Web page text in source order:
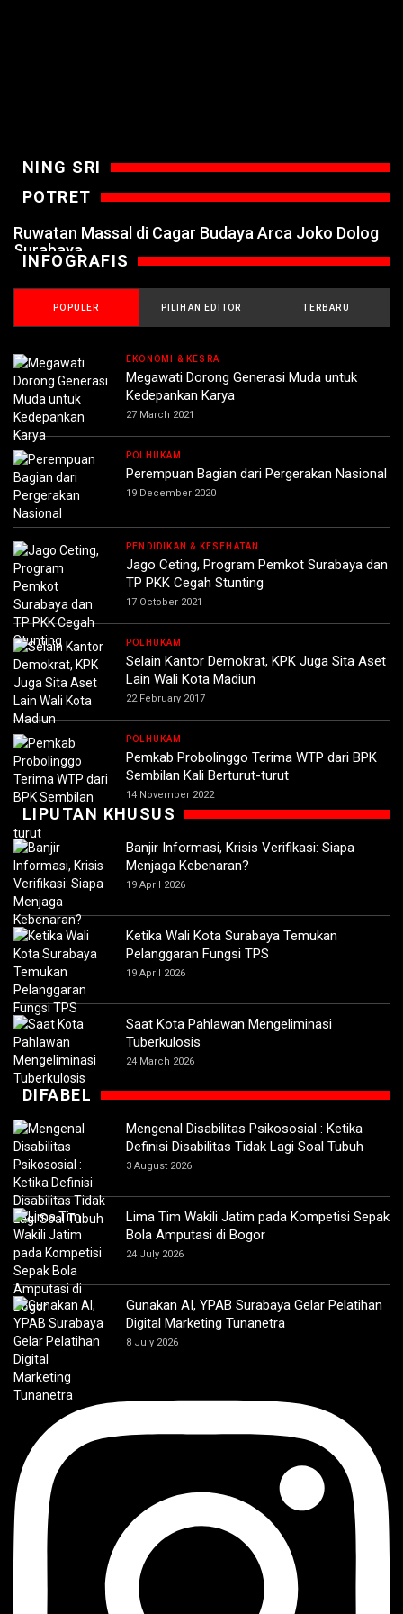
NING SRI
POTRET
Ruwatan Massal di Cagar Budaya Arca Joko Dolog
Surabaya
INFOGRAFIS
POPULER PILIHAN EDITOR TERBARU
EKONOMI & KESRA
Megawati Dorong Generasi Muda untuk
Kedepankan Karya
27 March 2021
POLHUKAM
Perempuan Bagian dari Pergerakan Nasional
19 December 2020
PENDIDIKAN & KESEHATAN
Jago Ceting, Program Pemkot Surabaya dan
TP PKK Cegah Stunting
17 October 2021
POLHUKAM
Selain Kantor Demokrat, KPK Juga Sita Aset
Lain Wali Kota Madiun
22 February 2017
POLHUKAM
Pemkab Probolinggo Terima WTP dari BPK
Sembilan Kali Berturut-turut
14 November 2022
LIPUTAN KHUSUS
Banjir Informasi, Krisis Verifikasi: Siapa
Menjaga Kebenaran?
19 April 2026
Ketika Wali Kota Surabaya Temukan
Pelanggaran Fungsi TPS
19 April 2026
Saat Kota Pahlawan Mengeliminasi
Tuberkulosis
24 March 2026
DIFABEL
Mengenal Disabilitas Psikososial : Ketika
Definisi Disabilitas Tidak Lagi Soal Tubuh
3 August 2026
Lima Tim Wakili Jatim pada Kompetisi Sepak
Bola Amputasi di Bogor
24 July 2026
Gunakan AI, YPAB Surabaya Gelar Pelatihan
Digital Marketing Tunanetra
8 July 2026